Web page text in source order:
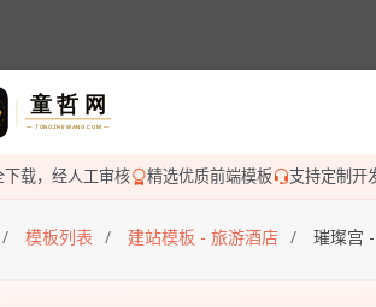
下载，经人工审核 精选优质前端模板 支持定制开
模板列表 建站模板 - 旅游酒店 璀璨宫